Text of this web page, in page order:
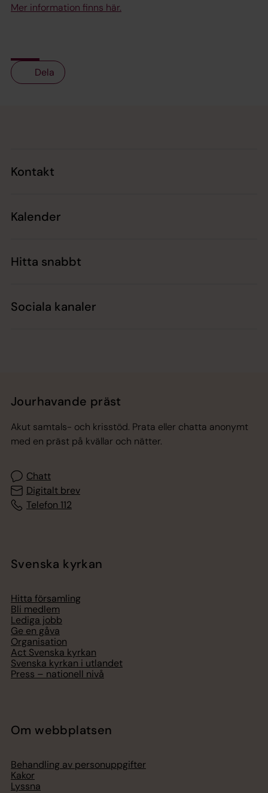
Mer information finns här.
Dela
Kontakt
Kalender
Hitta snabbt
Sociala kanaler
Jourhavande präst
Akut samtals- och krisstöd. Prata eller chatta anonymt
med en präst på kvällar och nätter.
Chatt
Digitalt brev
Telefon 112
Svenska kyrkan
Hitta församling
Bli medlem
Lediga jobb
Ge en gåva
Organisation
Act Svenska kyrkan
Svenska kyrkan i utlandet
Press – nationell nivå
Om webbplatsen
Behandling av personuppgifter
Kakor
Lyssna